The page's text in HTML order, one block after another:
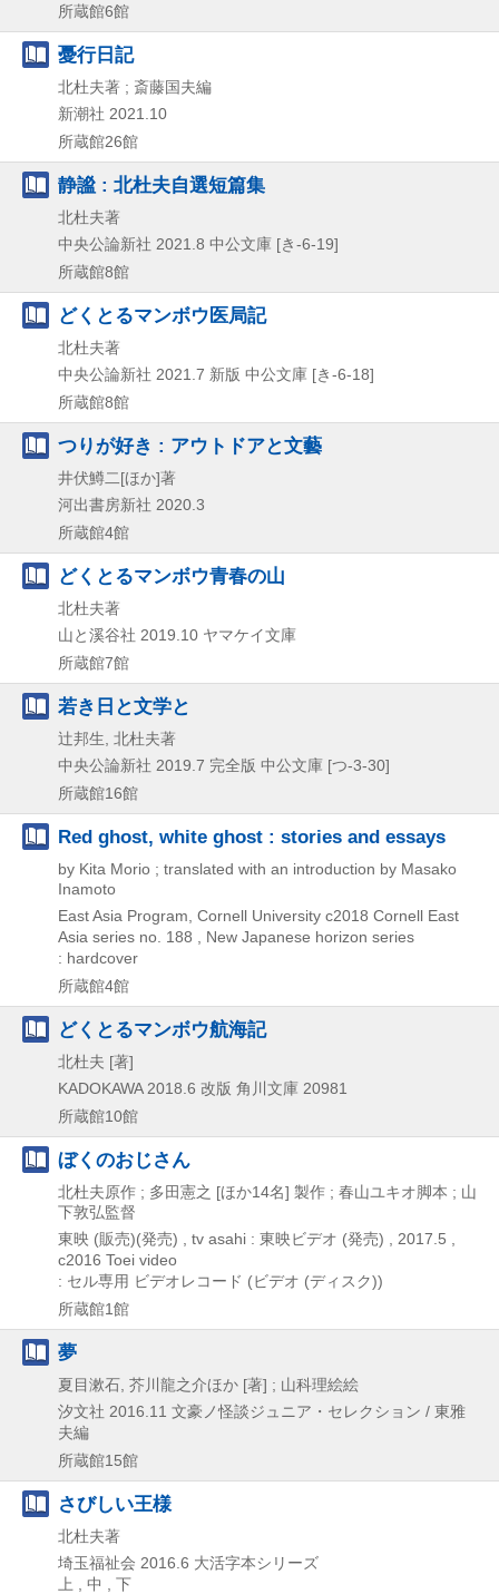
所蔵館6館
憂行日記
北杜夫著 ; 斎藤国夫編
新潮社 2021.10
所蔵館26館
静謐 : 北杜夫自選短篇集
北杜夫著
中央公論新社 2021.8 中公文庫 [き-6-19]
所蔵館8館
どくとるマンボウ医局記
北杜夫著
中央公論新社 2021.7 新版 中公文庫 [き-6-18]
所蔵館8館
つりが好き : アウトドアと文藝
井伏鱒二[ほか]著
河出書房新社 2020.3
所蔵館4館
どくとるマンボウ青春の山
北杜夫著
山と溪谷社 2019.10 ヤマケイ文庫
所蔵館7館
若き日と文学と
辻邦生, 北杜夫著
中央公論新社 2019.7 完全版 中公文庫 [つ-3-30]
所蔵館16館
Red ghost, white ghost : stories and essays
by Kita Morio ; translated with an introduction by Masako
Inamoto
East Asia Program, Cornell University c2018 Cornell East
Asia series no. 188 , New Japanese horizon series
: hardcover
所蔵館4館
どくとるマンボウ航海記
北杜夫 [著]
KADOKAWA 2018.6 改版 角川文庫 20981
所蔵館10館
ぼくのおじさん
北杜夫原作 ; 多田憲之 [ほか14名] 製作 ; 春山ユキオ脚本 ; 山
下敦弘監督
東映 (販売)(発売) , tv asahi : 東映ビデオ (発売) , 2017.5 ,
c2016 Toei video
: セル専用 ビデオレコード (ビデオ (ディスク))
所蔵館1館
夢
夏目漱石, 芥川龍之介ほか [著] ; 山科理絵絵
汐文社 2016.11 文豪ノ怪談ジュニア・セレクション / 東雅
夫編
所蔵館15館
さびしい王様
北杜夫著
埼玉福祉会 2016.6 大活字本シリーズ
上 , 中 , 下